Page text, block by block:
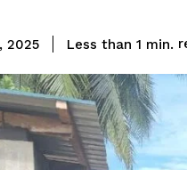
2025 Less than 1 min.